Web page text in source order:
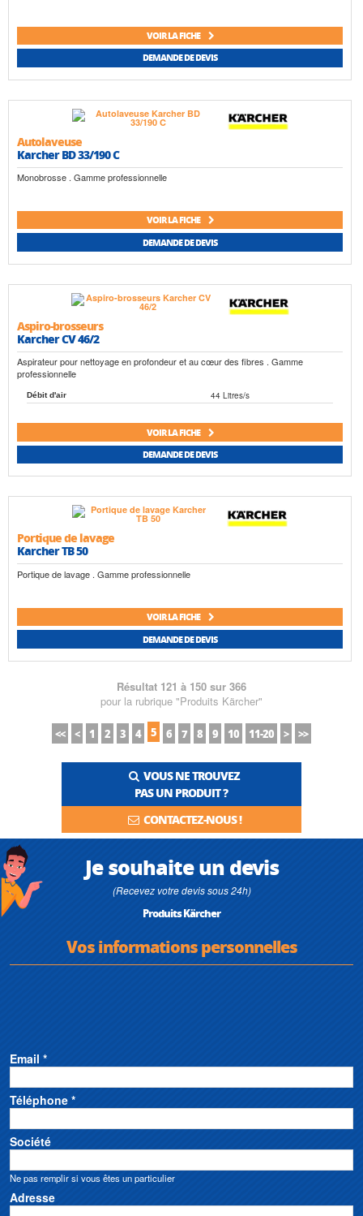
VOIR LA FICHE
DEMANDE DE DEVIS
Autolaveuse
Karcher BD 33/190 C
Monobrosse . Gamme professionnelle
VOIR LA FICHE
DEMANDE DE DEVIS
Aspiro-brosseurs
Karcher CV 46/2
Aspirateur pour nettoyage en profondeur et au cœur des fibres . Gamme
professionnelle
Débit d'air 44 Litres/s
VOIR LA FICHE
DEMANDE DE DEVIS
Portique de lavage
Karcher TB 50
Portique de lavage . Gamme professionnelle
VOIR LA FICHE
DEMANDE DE DEVIS
Résultat 121 à 150 sur 366
pour la rubrique "Produits Kärcher"
<< < 1 2 3 4 5 6 7 8 9 10 11-20 > >>
VOUS NE TROUVEZ
PAS UN PRODUIT ?
CONTACTEZ-NOUS !
Je souhaite un devis
(Recevez votre devis sous 24h)
Produits Kärcher
Vos informations personnelles
Email *
Téléphone *
Société
Ne pas remplir si vous êtes un particulier
Adresse